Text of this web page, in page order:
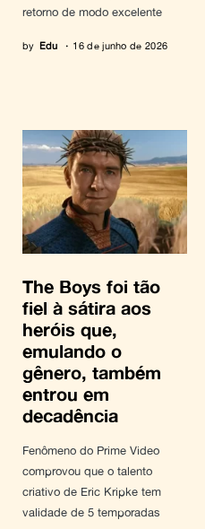
retorno de modo excelente
by Edu 16 de junho de 2026
The Boys foi tão
fiel à sátira aos
heróis que,
emulando o
gênero, também
entrou em
decadência
Fenômeno do Prime Video
comprovou que o talento
criativo de Eric Kripke tem
validade de 5 temporadas